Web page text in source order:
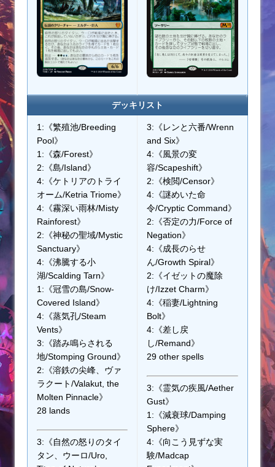
デッキリスト
1:《繁殖池/Breeding
Pool》
1:《森/Forest》
2:《島/Island》
4:《ケトリアのトライ
オーム/Ketria Triome》
4:《霧深い雨林/Misty
Rainforest》
2:《神秘の聖域/Mystic
Sanctuary》
4:《沸騰する小
湖/Scalding Tarn》
1:《冠雪の島/Snow-
Covered Island》
4:《蒸気孔/Steam
Vents》
3:《踏み鳴らされる
地/Stomping Ground》
2:《溶鉄の尖峰、ヴァ
ラクート/Valakut, the
Molten Pinnacle》
28 lands
3:《自然の怒りのタイ
タン、ウーロ/Uro,
3:《レンと六番/Wrenn
and Six》
4:《風景の変
容/Scapeshift》
2:《検閲/Censor》
4:《謎めいた命
令/Cryptic Command》
2:《否定の力/Force of
Negation》
4:《成長のらせ
ん/Growth Spiral》
2:《イゼットの魔除
け/Izzet Charm》
4:《稲妻/Lightning
Bolt》
4:《差し戻
し/Remand》
29 other spells
3:《霊気の疾風/Aether
Gust》
1:《減衰球/Damping
Sphere》
4:《向こう見ずな実
験/Madcap